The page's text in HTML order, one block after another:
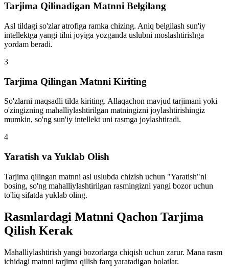
Tarjima Qilinadigan Matnni Belgilang
Asl tildagi so'zlar atrofiga ramka chizing. Aniq belgilash sun'iy
intellektga yangi tilni joyiga yozganda uslubni moslashtirishga
yordam beradi.
3
Tarjima Qilingan Matnni Kiriting
So'zlarni maqsadli tilda kiriting. Allaqachon mavjud tarjimani yoki
o'zingizning mahalliylashtirilgan matningizni joylashtirishingiz
mumkin, so'ng sun'iy intellekt uni rasmga joylashtiradi.
4
Yaratish va Yuklab Olish
Tarjima qilingan matnni asl uslubda chizish uchun "Yaratish"ni
bosing, so'ng mahalliylashtirilgan rasmingizni yangi bozor uchun
to'liq sifatda yuklab oling.
Rasmlardagi Matnni Qachon Tarjima
Qilish Kerak
Mahalliylashtirish yangi bozorlarga chiqish uchun zarur. Mana rasm
ichidagi matnni tarjima qilish farq yaratadigan holatlar.